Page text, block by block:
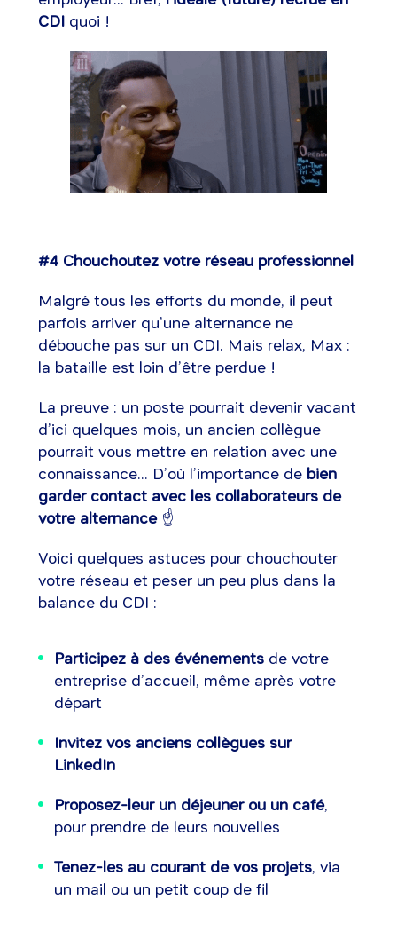
CDIquoi !
#4 Chouchoutez votre réseau professionnel
Malgré tous les efforts du monde, il peut
parfois arriver qu’une alternance ne
débouche pas sur un CDI. Mais relax, Max :
la bataille est loin d’être perdue !
La preuve : un poste pourrait devenir vacant
d’ici quelques mois, un ancien collègue
pourrait vous mettre en relation avec une
connaissance... D’où l’importance de bien
garder contact avec les collaborateurs de
votre alternance☝️
Voici quelques astuces pour chouchouter
votre réseau et peser un peu plus dans la
balance du CDI :
Participez à des événementsde votre
entreprise d’accueil, même après votre
départ
Invitez vos anciens collègues sur
LinkedIn
Proposez-leur un déjeuner ou un café,
pour prendre de leurs nouvelles
Tenez-les au courant de vos projets, via
un mail ou un petit coup de fil